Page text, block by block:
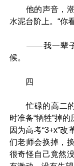
他的声音，潮
水泥台阶上。“你
——我一辈子
候。
四
忙碌的高二的
时准备“牺牲”掉
因为高考“3+x”
们老师会换掉，
很奇怪自己竟然